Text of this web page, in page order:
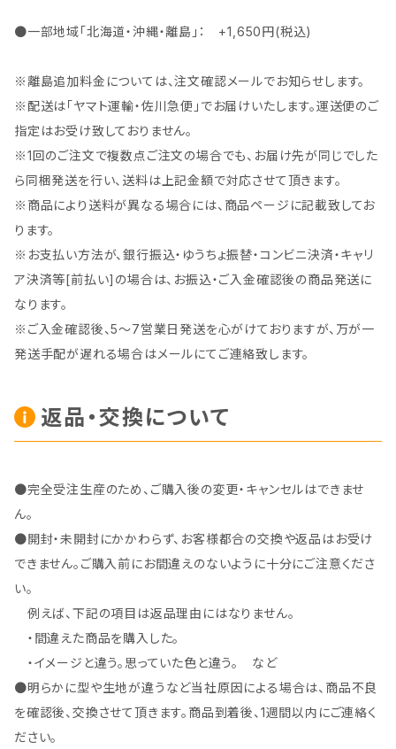
●一部地域「北海道・沖縄・離島」： +1,650円(税込)
※離島追加料金については、注文確認メールでお知らせします。
※配送は「ヤマト運輸・佐川急便」でお届けいたします。運送便のご
指定はお受け致しておりません。
※1回のご注文で複数点ご注文の場合でも、お届け先が同じでした
ら同梱発送を行い、送料は上記金額で対応させて頂きます。
※商品により送料が異なる場合には、商品ページに記載致してお
ります。
※お支払い方法が、銀行振込・ゆうちょ振替・コンビニ決済・キャリ
ア決済等[前払い]の場合は、お振込・ご入金確認後の商品発送に
なります。
※ご入金確認後、5～7営業日発送を心がけておりますが、万が一
発送手配が遅れる場合はメールにてご連絡致します。
返品・交換について
●完全受注生産のため、ご購入後の変更・キャンセルはできませ
ん。
●開封・未開封にかかわらず、お客様都合の交換や返品はお受け
できません。ご購入前にお間違えのないように十分にご注意くださ
い。
例えば、下記の項目は返品理由にはなりません。
・間違えた商品を購入した。
・イメージと違う。思っていた色と違う。 など
●明らかに型や生地が違うなど当社原因による場合は、商品不良
を確認後、交換させて頂きます。商品到着後、1週間以内にご連絡く
ださい。